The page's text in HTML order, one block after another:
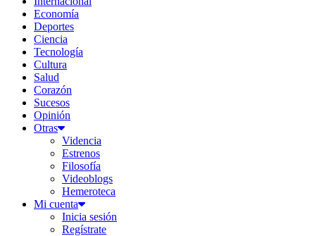
Economía
Deportes
Ciencia
Tecnología
Cultura
Salud
Corazón
Sucesos
Opinión
Otras
Videncia
Estrenos
Filosofía
Videoblogs
Hemeroteca
Mi cuenta
Inicia sesión
Regístrate